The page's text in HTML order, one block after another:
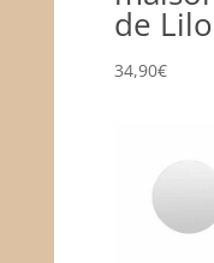
de Lilo
34,90€